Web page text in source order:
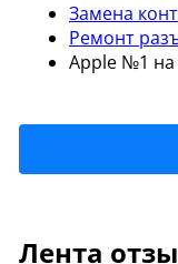
Замена
Ремонт
Apple №1
Лента